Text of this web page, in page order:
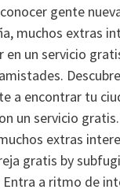
gente
muchos extras
en un servicio
a encontrar tu
un servicio
extras
gratis by
a ritmo de